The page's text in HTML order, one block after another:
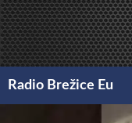
Preskoči
na
vsebino
Radio Brežice Eu